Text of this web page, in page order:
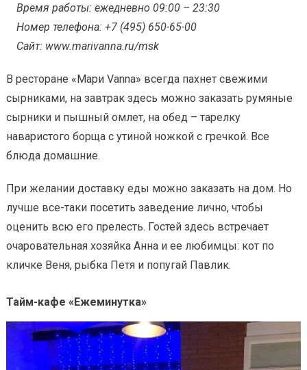
Время работы: ежедневно 09:00 – 23:30
Номер телефона: +7 (495) 650-65-00
Сайт: www.marivanna.ru/msk
В ресторане «Мари Vanna» всегда пахнет свежими
сырниками, на завтрак здесь можно заказать румяные
сырники и пышный омлет, на обед – тарелку
наваристого борща с утиной ножкой с гречкой. Все
блюда домашние.
При желании доставку еды можно заказать на дом. Но
лучше все-таки посетить заведение лично, чтобы
оценить всю его прелесть. Гостей здесь встречает
очаровательная хозяйка Анна и ее любимцы: кот по
кличке Веня, рыбка Петя и попугай Павлик.
Тайм-кафе «Ежеминутка»